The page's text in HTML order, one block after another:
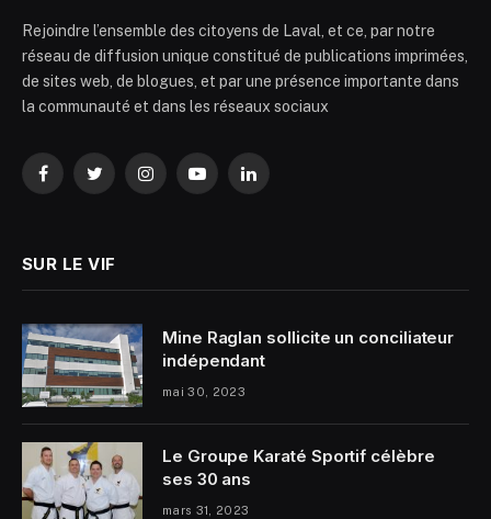
Rejoindre l’ensemble des citoyens de Laval, et ce, par notre
réseau de diffusion unique constitué de publications imprimées,
de sites web, de blogues, et par une présence importante dans
la communauté et dans les réseaux sociaux
FacebookTwitterInstagramYouTubeLinkedIn
SUR LE VIF
Mine Raglan sollicite un conciliateur
indépendant
mai 30, 2023
Le Groupe Karaté Sportif célèbre
ses 30 ans
mars 31, 2023